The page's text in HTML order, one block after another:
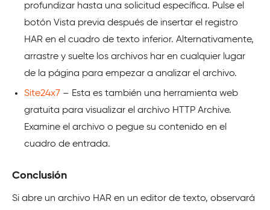
profundizar hasta una solicitud específica. Pulse el
botón Vista previa después de insertar el registro
HAR en el cuadro de texto inferior. Alternativamente,
arrastre y suelte los archivos har en cualquier lugar
de la página para empezar a analizar el archivo.
Site24x7 – Esta es también una herramienta web
gratuita para visualizar el archivo HTTP Archive.
Examine el archivo o pegue su contenido en el
cuadro de entrada.
Conclusión
Si abre un archivo HAR en un editor de texto, observará